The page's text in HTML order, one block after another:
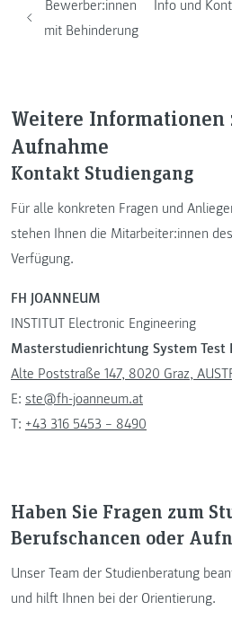
Bewerber:innen
mit Behinderung
Info und
Weitere Informationen
Aufnahme
Kontakt Studiengang
Für alle konkreten Fragen und
stehen Ihnen die Mitarbeiter:innen
Verfügung.
FH JOANNEUM
INSTITUT Electronic Engineering
Masterstudienrichtung System Test
Alte Poststraße 147, 8020 Graz,
E: ste@fh-joanneum.at
T: +43 316 5453 – 8490
Haben Sie Fragen zum
Berufschancen oder
Unser Team der Studienberatung
und hilft Ihnen bei der Orientierung.